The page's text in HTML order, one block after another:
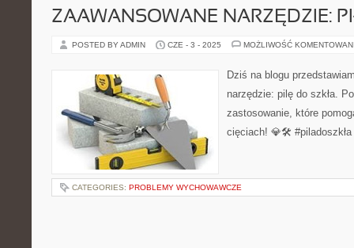
ZAAWANSOWANE NARZĘDZIE:
POSTED BY ADMIN CZE - 3 - 2025 MOŻLIWOŚĆ
Dziś na blogu
narzędzie: pilę do szkła.
zastosowanie, które
cięciach! 💎🛠️
CATEGORIES: PROBLEMY WYCHOWAWCZE